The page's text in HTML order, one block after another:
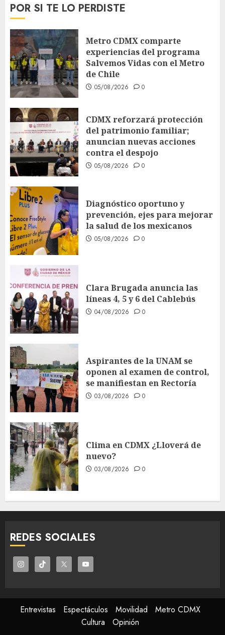
POR SI TE LO PERDISTE
Metro CDMX comparte
experiencias del programa
Salvemos Vidas con el Metro
de Chile
05/08/2026 0
CDMX reforzará protección
del patrimonio familiar;
anuncian nuevas acciones
contra el despojo
05/08/2026 0
Diagnóstico oportuno y
prevención, ejes para mejorar
la salud de los mexicanos
05/08/2026 0
Clara Brugada anuncia las
líneas 4, 5 y 6 del Cablebús
04/08/2026 0
Aspirantes de la UNAM se
oponen al examen de control,
se manifiestan en Rectoría
03/08/2026 0
Clima en CDMX ¿Lloverá de
nuevo?
03/08/2026 0
REDES SOCIALES
Entrevistas Espectáculos Movilidad
Metro CDMX
Cultura
Opinión